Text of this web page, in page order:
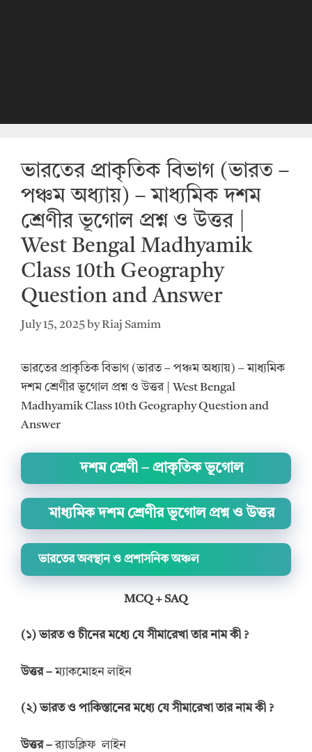
ভারতের প্রাকৃতিক বিভাগ (ভারত –
পঞ্চম অধ্যায়) – মাধ্যমিক দশম
শ্রেণীর ভূগোল প্রশ্ন ও উত্তর |
West Bengal Madhyamik
Class 10th Geography
Question and Answer
July 15, 2025 byRiaj Samim
ভারতের প্রাকৃতিক বিভাগ (ভারত – পঞ্চম অধ্যায়) – মাধ্যমিক
দশম শ্রেণীর ভূগোল প্রশ্ন ও উত্তর | West Bengal
Madhyamik Class 10th Geography Question and
Answer
দশম শ্রেণী – প্রাকৃতিক ভূগোল
মাধ্যমিক দশম শ্রেণীর ভূগোল প্রশ্ন ও উত্তর
ভারতের অবস্থান ও প্রশাসনিক অঞ্চল
MCQ + SAQ
(১)ভারত ও চীনের মধ্যে যে সীমারেখা তার নাম কী ?
উত্তর–ম্যাকমোহন লাইন
(২) ভারত ও পাকিস্তানের মধ্যে যে সীমারেখা তার নাম কী ?
উত্তর–র‍্যাডক্লিফ লাইন